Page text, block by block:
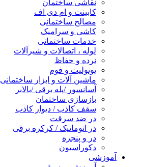
نقاشی ساختمان
کابینت و ام دی اف
مصالح ساختمانی
کاشی و سرامیک
خدمات ساختمانی
لوله ، اتصالات و شیرآلات
نرده و حفاظ
یونولیت و فوم
ماشین آلات و ابزار ساختمانی
آسانسور /پله برقی /بالابر
بازسازی ساختمان
سقف کاذب / دیوار کاذب
در ضد سرقت
در اتوماتیک / کرکره برقی
در و پنجره
دکوراسیون
آموزشی